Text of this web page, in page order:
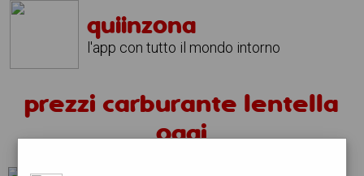
quiinzona
l'app con tutto il mondo intorno
prezzi carburante lentella
oggi